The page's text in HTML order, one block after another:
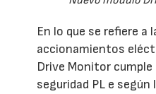
En lo que se refiere
accionamientos
Drive Monitor cumple
seguridad PL e según